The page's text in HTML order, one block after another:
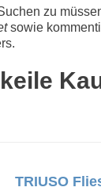
zu
sowie
TRIUSO